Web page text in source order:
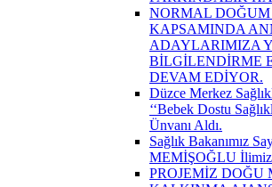
NORMAL
KAPSAMINDA
ADAYLARIMIZA
BİLGİLENDİRME
DEVAM EDİYOR.
Düzce Merkez
‘‘Bebek Dostu
Ünvanı Aldı.
Sağlık Bakanımız
MEMİŞOĞLU
PROJEMİZ DOĞU